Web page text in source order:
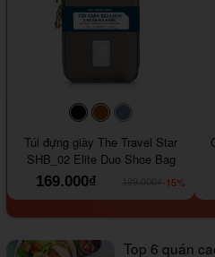
#000000#964B00
Túi đựng giày The Travel Star
SHB_02 Elite Duo Shoe Bag
169.000₫
-15%
Top 6 quán